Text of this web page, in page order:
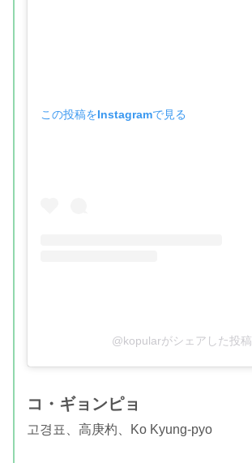
この投稿をInstagramで見る
@kopularがシェアした投稿
コ・ギョンピョ
고경표、高庚杓、Ko Kyung-pyo